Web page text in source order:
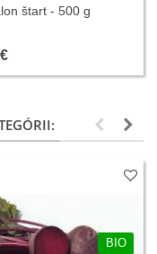
štart - 500 g
BIO